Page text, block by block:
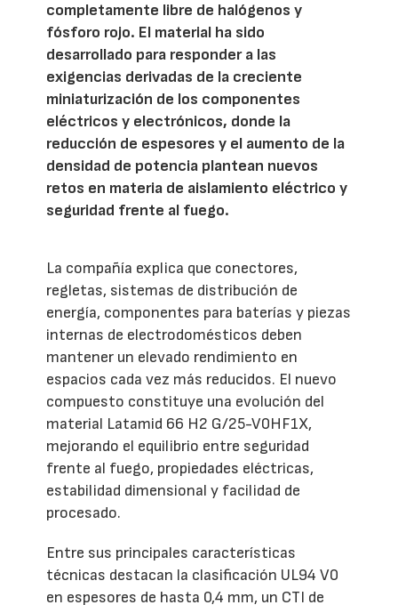
completamente libre de halógenos y
fósforo rojo. El material ha sido
desarrollado para responder a las
exigencias derivadas de la creciente
miniaturización de los componentes
eléctricos y electrónicos, donde la
reducción de espesores y el aumento de la
densidad de potencia plantean nuevos
retos en materia de aislamiento eléctrico y
seguridad frente al fuego.
La compañía explica que conectores,
regletas, sistemas de distribución de
energía, componentes para baterías y piezas
internas de electrodomésticos deben
mantener un elevado rendimiento en
espacios cada vez más reducidos. El nuevo
compuesto constituye una evolución del
material Latamid 66 H2 G/25-V0HF1X,
mejorando el equilibrio entre seguridad
frente al fuego, propiedades eléctricas,
estabilidad dimensional y facilidad de
procesado.
Entre sus principales características
técnicas destacan la clasificación UL94 V0
en espesores de hasta 0,4 mm, un CTI de